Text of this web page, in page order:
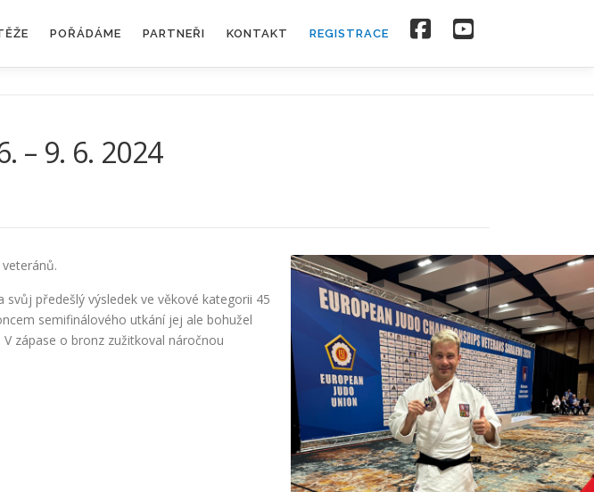
POŘÁDÁME PARTNEŘI KONTAKT REGISTRACE
– 9. 6. 2024
předešlý výsledek ve věkové kategorii 45
semifinálového utkání jej ale bohužel
zápase o bronz zužitkoval náročnou